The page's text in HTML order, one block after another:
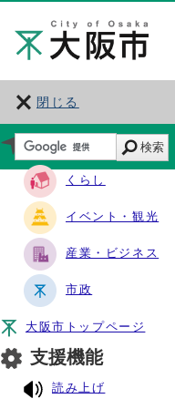
閉じる
サイト・ナビ
くらし
イベント・観光
産業・ビジネス
市政
大阪市トップページ
支援機能
読み上げ
検索